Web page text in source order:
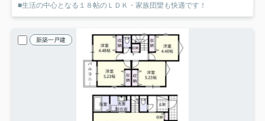
■生活の中心となる１８帖のＬＤＫ・家族団欒も快適です！
新築一戸建